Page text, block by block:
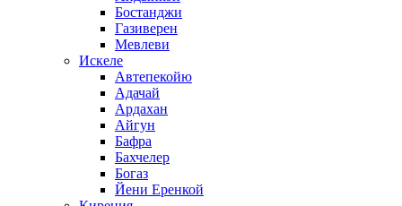
Бостанджи
Газиверен
Мевлеви
Искеле
Автепекойю
Адачай
Ардахан
Айгун
Бафра
Бахчелер
Богаз
Йени Еренкой